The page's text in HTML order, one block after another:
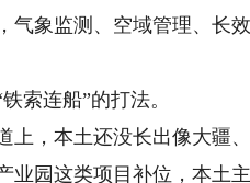
象监测、空域管理、长效
连船”的打法。
，本土还没长出像大疆
业园这类项目补位，本土